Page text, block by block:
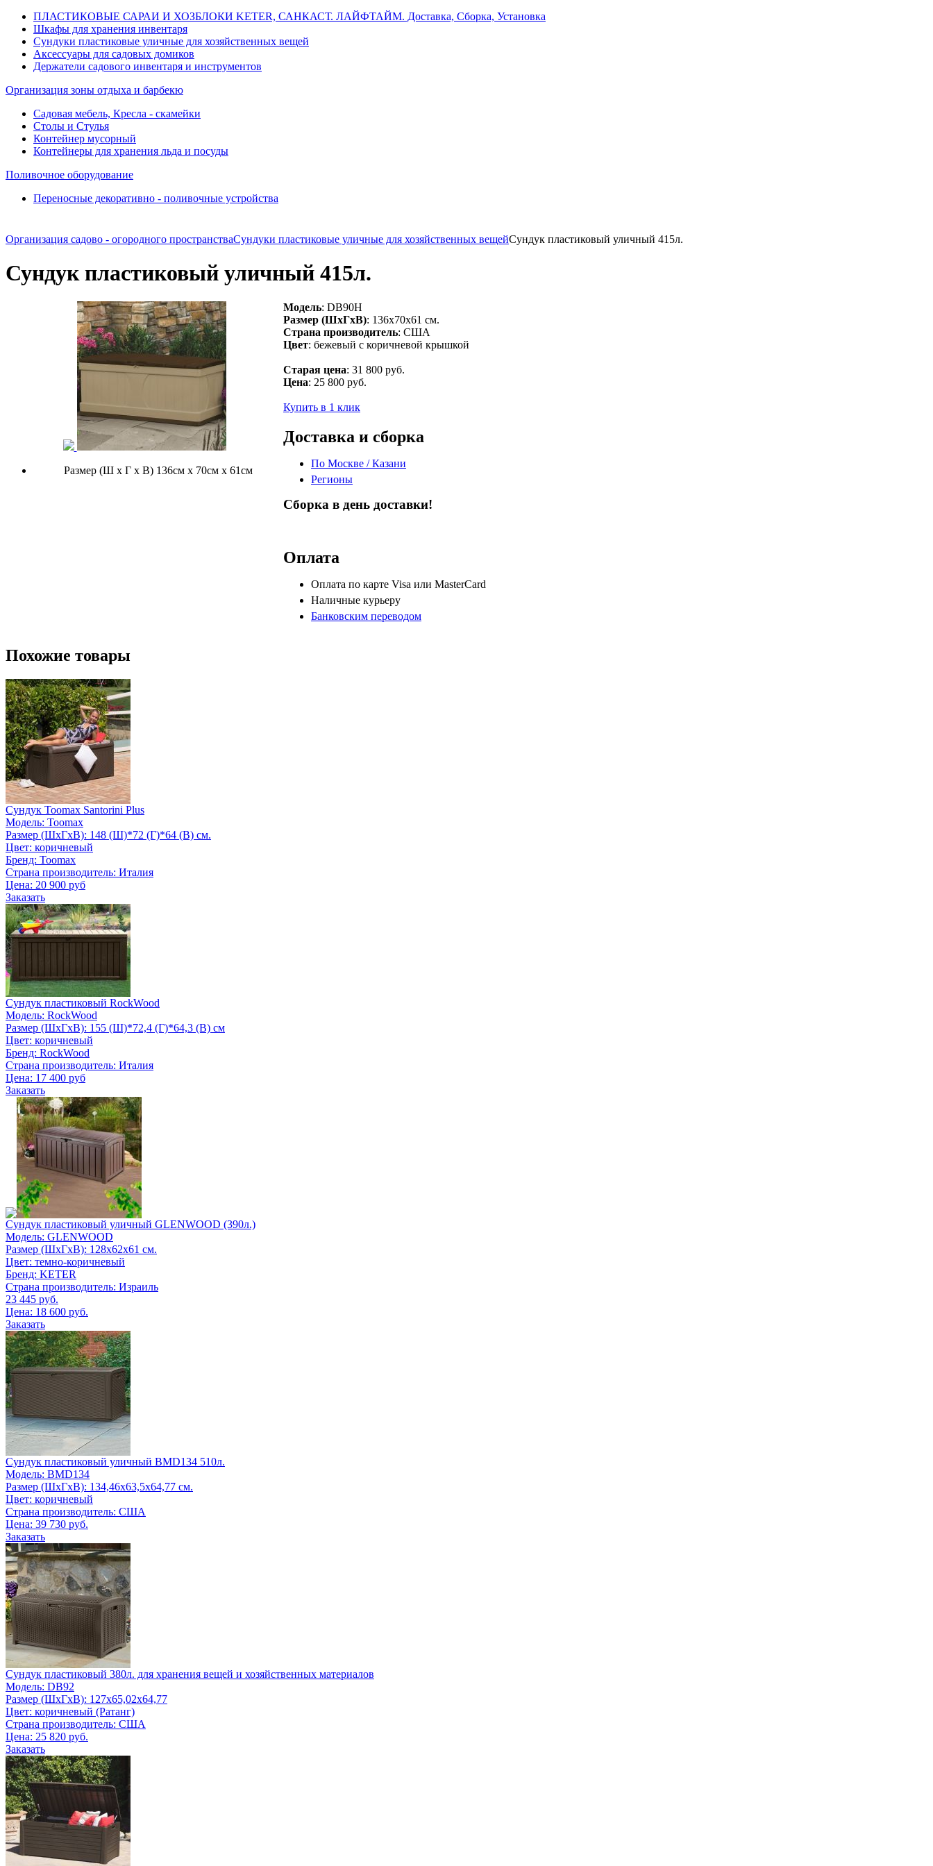
ПЛАСТИКОВЫЕ САРАИ И ХОЗБЛОКИ KETER, САНКАСТ. ЛАЙФТАЙМ. Доставка, Сборка, Установка
Шкафы для хранения инвентаря
Сундуки пластиковые уличные для хозяйственных вещей
Аксессуары для садовых домиков
Держатели садового инвентаря и инструментов
Организация зоны отдыха и барбекю
Садовая мебель, Кресла - скамейки
Столы и Стулья
Контейнер мусорный
Контейнеры для хранения льда и посуды
Поливочное оборудование
Переносные декоративно - поливочные устройства
Организация садово - огородного пространстваСундуки пластиковые уличные для хозяйственных вещейСундук пластиковый уличный 415л.
Сундук пластиковый уличный 415л.
Размер (Ш х Г х В) 136см х 70см х 61см
Модель: DB90H
Размер (ШxГxВ): 136х70х61 см.
Страна производитель: США
Цвет: бежевый с коричневой крышкой
Старая цена: 31 800 руб.
Цена: 25 800 руб.
Купить в 1 клик
Доставка и сборка
По Москве / Казани
Регионы
Сборка в день доставки!
Оплата
Оплата по карте Visa или MasterCard
Наличные курьеру
Банковским переводом
Похожие товары
Сундук Toomax Santorini Plus
Модель: Toomax
Размер (ШxГxВ): 148 (Ш)*72 (Г)*64 (В) см.
Цвет: коричневый
Бренд: Toomax
Страна производитель: Италия
Цена: 20 900 руб
Заказать
Сундук пластиковый RockWood
Модель: RockWood
Размер (ШxГxВ): 155 (Ш)*72,4 (Г)*64,3 (В) см
Цвет: коричневый
Бренд: RockWood
Страна производитель: Италия
Цена: 17 400 руб
Заказать
Сундук пластиковый уличный GLENWOOD (390л.)
Модель: GLENWOOD
Размер (ШxГxВ): 128х62х61 см.
Цвет: темно-коричневый
Бренд: KETER
Страна производитель: Израиль
23 445 руб.
Цена: 18 600 руб.
Заказать
Сундук пластиковый уличный BMD134 510л.
Модель: BMD134
Размер (ШxГxВ): 134,46х63,5х64,77 см.
Цвет: коричневый
Страна производитель: США
Цена: 39 730 руб.
Заказать
Сундук пластиковый 380л. для хранения вещей и хозяйственных материалов
Модель: DB92
Размер (ШxГxВ): 127х65,02х64,77
Цвет: коричневый (Ратанг)
Страна производитель: США
Цена: 25 820 руб.
Заказать